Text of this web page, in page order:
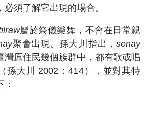
須了解它出現的場合。
屬於祭儀樂舞，不會在日常親
聚會出現。孫大川指出， senay
灣原住民幾個族群中，都有歌或唱
孫大川 2002：414），並對其特